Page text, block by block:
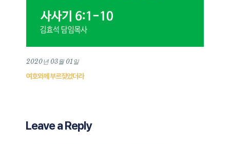
2020년 03월 01일
여호와께 부르짖었더라
Leave a Reply